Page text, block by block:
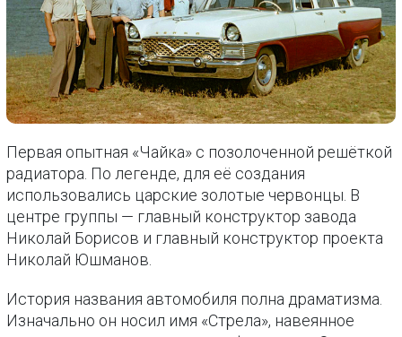
Первая опытная «Чайка» с позолоченной решёткой
радиатора. По легенде, для её создания
использовались царские золотые червонцы. В
центре группы — главный конструктор завода
Николай Борисов и главный конструктор проекта
Николай Юшманов.
История названия автомобиля полна драматизма.
Изначально он носил имя «Стрела», навеянное